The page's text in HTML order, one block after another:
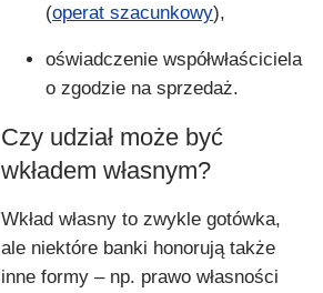
(operat szacunkowy),
oświadczenie współwłaściciela
o zgodzie na sprzedaż.
Czy udział może być
wkładem własnym?
Wkład własny to zwykle gotówka,
ale niektóre banki honorują także
inne formy – np. prawo własności